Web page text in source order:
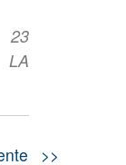
23
>>